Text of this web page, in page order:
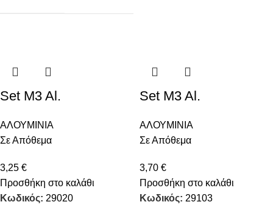
Set M3 Al.
ΑΛΟΥΜΙΝΙΑ
Σε Απόθεμα
3,25 €
Προσθήκη στο καλάθι
Κωδικός: 29020
Set M3 Al.
ΑΛΟΥΜΙΝΙΑ
Σε Απόθεμα
3,70 €
Προσθήκη στο καλάθι
Κωδικός: 29103